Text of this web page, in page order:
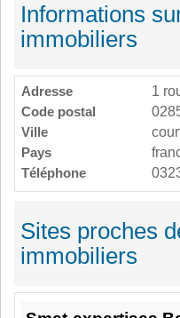
Informations
immobiliers
Adresse
1
Code postal
Ville
Pays
Téléphone
Sites proches
immobiliers